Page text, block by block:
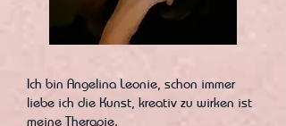
Ich bin Angelina Leonie, schon immer
liebe ich die Kunst, kreativ zu wirken ist
meine Therapie.